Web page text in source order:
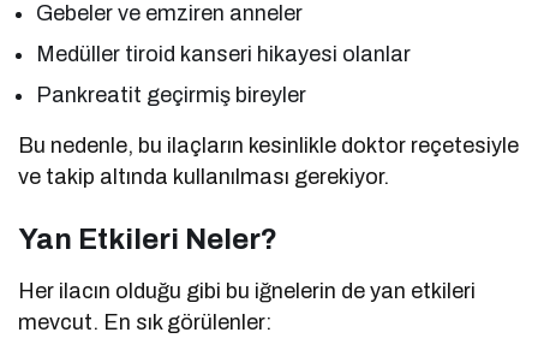
Gebeler ve emziren anneler
Medüller tiroid kanseri hikayesi olanlar
Pankreatit geçirmiş bireyler
Bu nedenle, bu ilaçların kesinlikle doktor reçetesiyle
ve takip altında kullanılması gerekiyor.
Yan Etkileri Neler?
Her ilacın olduğu gibi bu iğnelerin de yan etkileri
mevcut. En sık görülenler: